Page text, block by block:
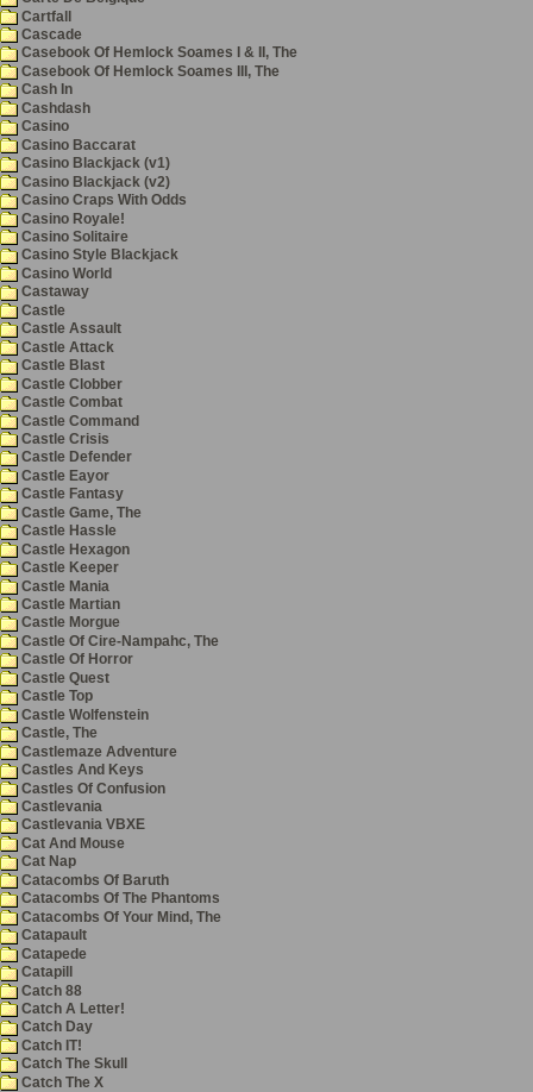
Cartfall
Cascade
Casebook Of Hemlock Soames I & II, The
Casebook Of Hemlock Soames III, The
Cash In
Cashdash
Casino
Casino Baccarat
Casino Blackjack (v1)
Casino Blackjack (v2)
Casino Craps With Odds
Casino Royale!
Casino Solitaire
Casino Style Blackjack
Casino World
Castaway
Castle
Castle Assault
Castle Attack
Castle Blast
Castle Clobber
Castle Combat
Castle Command
Castle Crisis
Castle Defender
Castle Eayor
Castle Fantasy
Castle Game, The
Castle Hassle
Castle Hexagon
Castle Keeper
Castle Mania
Castle Martian
Castle Morgue
Castle Of Cire-Nampahc, The
Castle Of Horror
Castle Quest
Castle Top
Castle Wolfenstein
Castle, The
Castlemaze Adventure
Castles And Keys
Castles Of Confusion
Castlevania
Castlevania VBXE
Cat And Mouse
Cat Nap
Catacombs Of Baruth
Catacombs Of The Phantoms
Catacombs Of Your Mind, The
Catapault
Catapede
Catapill
Catch 88
Catch A Letter!
Catch Day
Catch IT!
Catch The Skull
Catch The X